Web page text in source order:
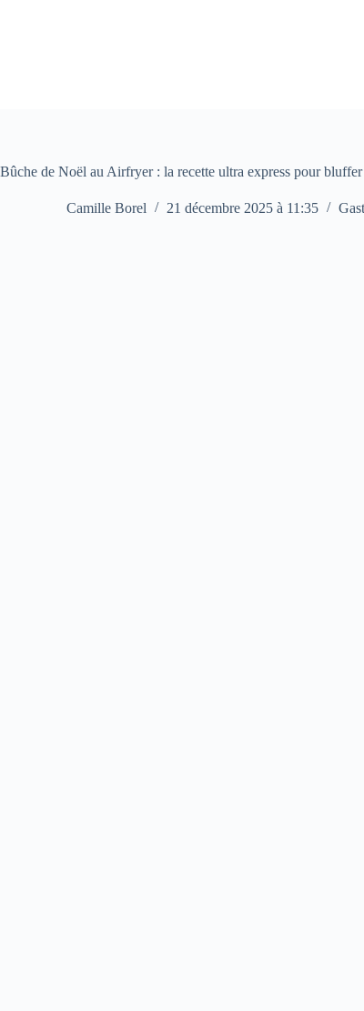
Bûche de Noël au Airfryer : la recette ultra express pour
Camille Borel 21 décembre 2025 à 11:35